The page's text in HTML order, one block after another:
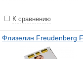
К сравнению
Флизелин Freudenberg